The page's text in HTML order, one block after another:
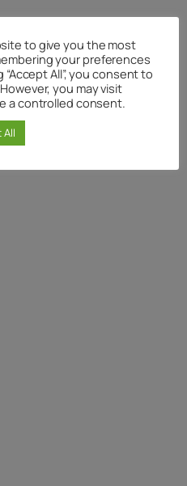
to give you the most
your preferences
All”, you consent to
you may visit
a controlled consent.
All